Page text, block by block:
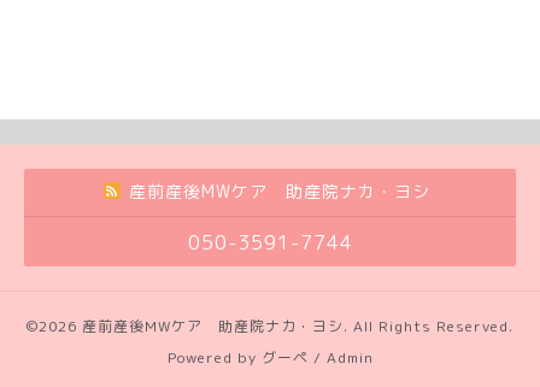
産前産後MWケア 助産院ナカ・ヨシ
050-3591-7744
©2026 産前産後MWケア 助産院ナカ・ヨシ. All Rights Reserved.
Powered by グーペ / Admin